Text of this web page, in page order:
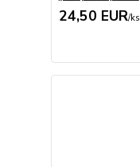
24,50 EUR/ks